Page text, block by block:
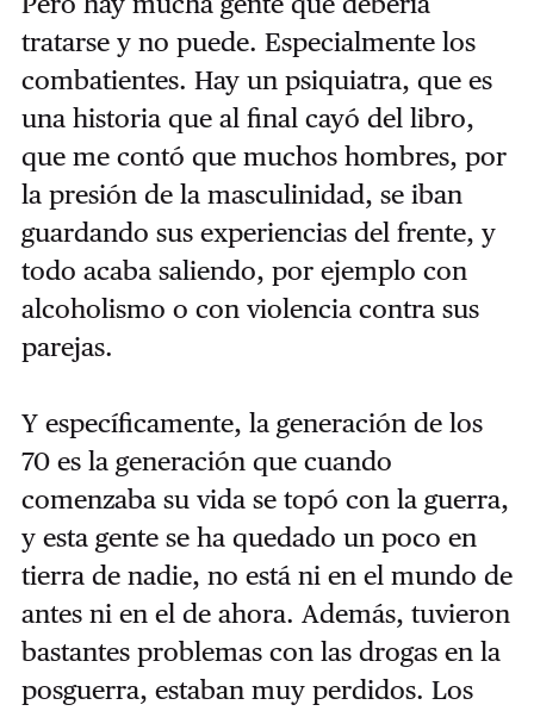
tratarse y no puede. Especialmente los
combatientes. Hay un psiquiatra, que es
una historia que al final cayó del libro,
que me contó que muchos hombres, por
la presión de la masculinidad, se iban
guardando sus experiencias del frente, y
todo acaba saliendo, por ejemplo con
alcoholismo o con violencia contra sus
parejas.
Y específicamente, la generación de los
70 es la generación que cuando
comenzaba su vida se topó con la guerra,
y esta gente se ha quedado un poco en
tierra de nadie, no está ni en el mundo de
antes ni en el de ahora. Además, tuvieron
bastantes problemas con las drogas en la
posguerra, estaban muy perdidos. Los